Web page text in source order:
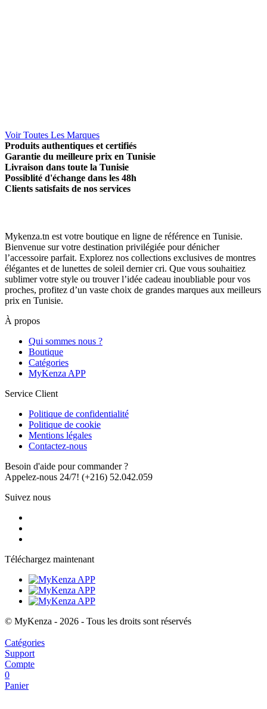
Voir Toutes Les Marques
Produits authentiques et certifiés
Garantie du meilleure prix en Tunisie
Livraison dans toute la Tunisie
Possiblité d'échange dans les 48h
Clients satisfaits de nos services
Mykenza.tn est votre boutique en ligne de référence en Tunisie.
Bienvenue sur votre destination privilégiée pour dénicher
l’accessoire parfait. Explorez nos collections exclusives de montres
élégantes et de lunettes de soleil dernier cri. Que vous souhaitiez
sublimer votre style ou trouver l’idée cadeau inoubliable pour vos
proches, profitez d’un vaste choix de grandes marques aux meilleurs
prix en Tunisie.
À propos
Qui sommes nous ?
Boutique
Catégories
MyKenza APP
Service Client
Politique de confidentialité
Politique de cookie
Mentions légales
Contactez-nous
Besoin d'aide pour commander ?
Appelez-nous 24/7! (+216) 52.042.059
Suivez nous
Téléchargez maintenant
© MyKenza - 2026 - Tous les droits sont réservés
Catégories
Support
Compte
0
Panier